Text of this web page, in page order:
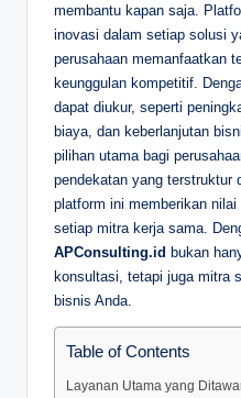
membantu kapan saja.
inovasi dalam setiap solusi
perusahaan memanfaatkan
keunggulan kompetitif.
dapat diukur, seperti
biaya, dan keberlanjutan
pilihan utama bagi
pendekatan yang terstruktur
platform ini memberikan
setiap mitra kerja sama.
APConsulting.id bukan
konsultasi, tetapi juga mitra
bisnis Anda.
Table of Contents
Layanan Utama yang